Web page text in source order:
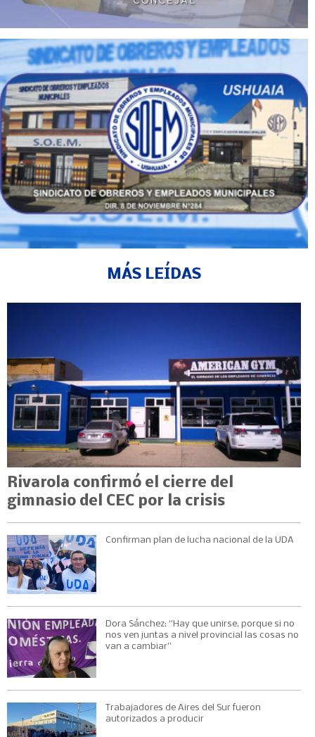
MÁS LEÍDAS
Rivarola confirmó el cierre del
gimnasio del CEC por la crisis
Confirman plan de lucha nacional de la UDA
Dora Sánchez: “Hay que unirse, porque si no
nos ven juntas a nivel provincial las cosas no
van a cambiar”
Trabajadores de Aires del Sur fueron
autorizados a producir